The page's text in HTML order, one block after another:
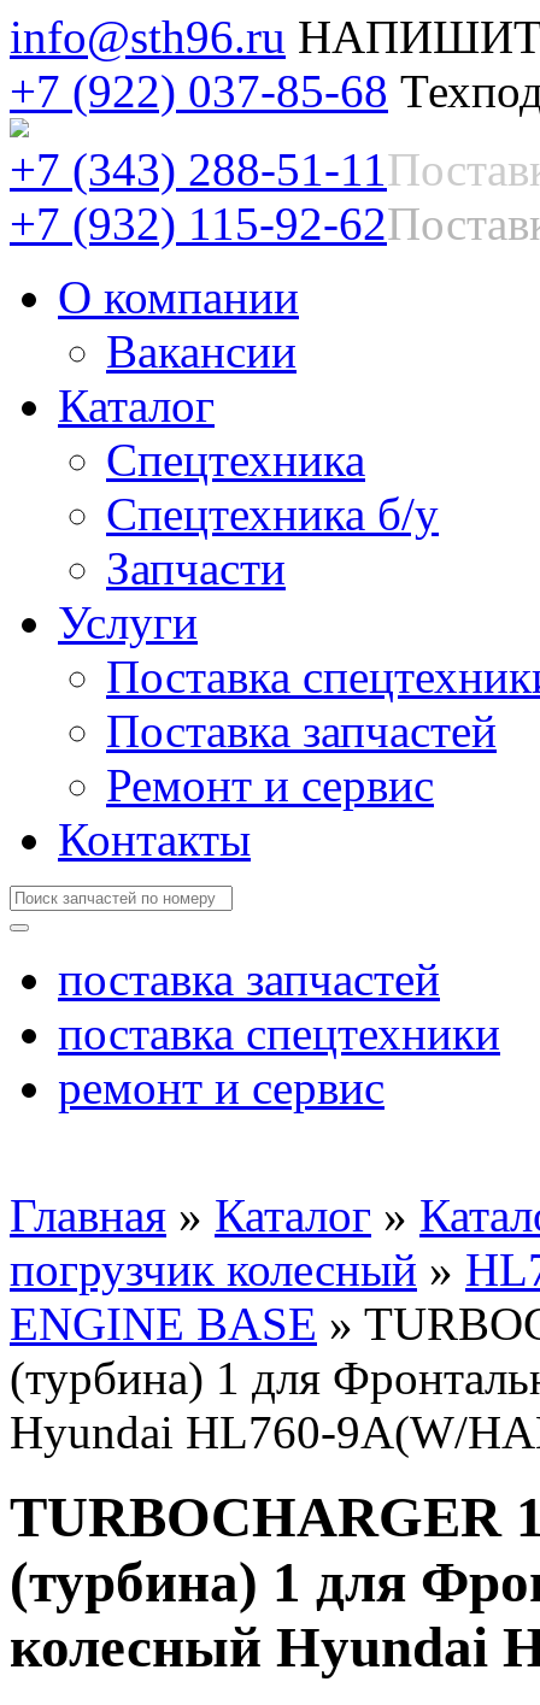
info@sth96.ru
+7 (922) 037-85-68
+7 (343) 288-51-11
+7 (932) 115-92-62
О компании
Вакансии
Каталог
Спецтехника
Спецтехника б/у
Запчасти
Услуги
Поставка
Поставка запчастей
Ремонт и сервис
Контакты
поставка запчастей
поставка спецтехники
ремонт и сервис
Главная » Каталог »
погрузчик колесный »
ENGINE BASE »
(турбина) 1 для
Hyundai HL760-9A(W/
TURBOCHARGER
(турбина) 1 для
колесный Hyundai